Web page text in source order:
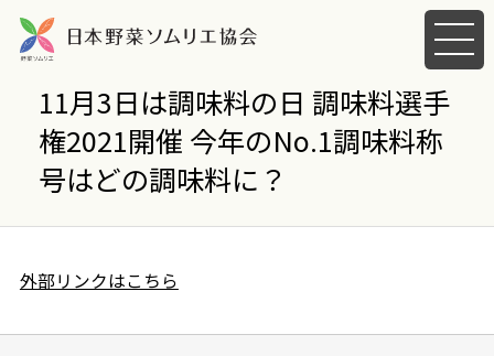
メ
ニ
ー
を
11月3日は調味料の日 調味料選手
権2021開催 今年のNo.1調味料称
号はどの調味料に？
外部リンクはこちら